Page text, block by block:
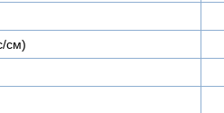
см)